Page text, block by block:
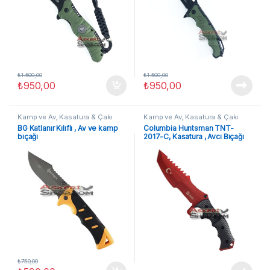
₺950,00
₺1.500,00
₺950,00
₺1.500,00
Kamp ve Av, Kasatura & Çakı
BG Katlanır Kılıflı , Av ve kamp
bıçağı
₺750,00
Kamp ve Av, Kasatura & Çakı
Columbia Huntsman TNT-
2017-C, Kasatura , Avcı Bıçağı